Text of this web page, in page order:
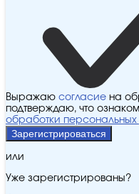
Выражаю согласие на
подтверждаю, что
обработки персональных
Зарегистрироваться
или
Уже зарегистрированы?